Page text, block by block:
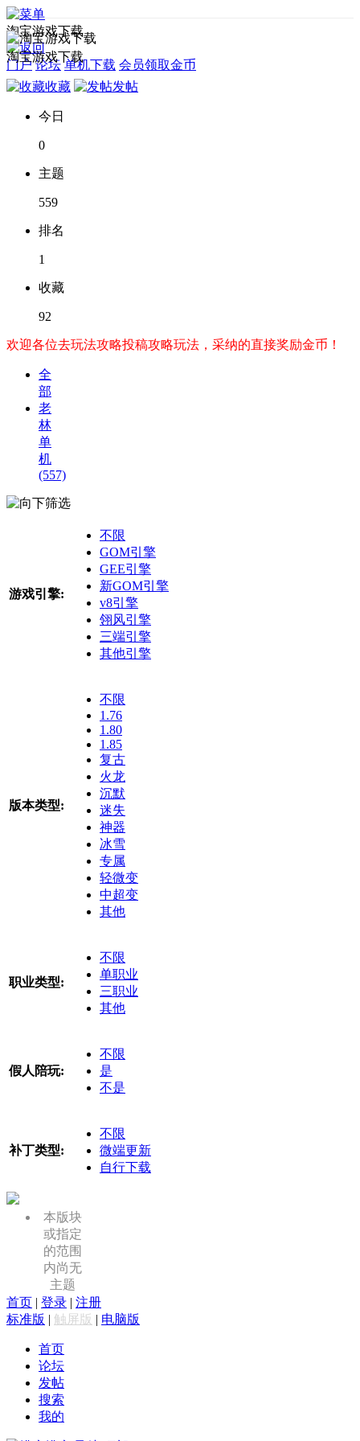
淘宝游戏下载
门户 论坛 单机下载 会员领取金币
淘宝游戏下载
收藏 发帖
今日
0
主题
559
排名
1
收藏
92
欢迎各位去玩法攻略投稿攻略玩法，采纳的直接奖励金币！
全
部
老
林
单
机
(557)
筛选
游戏引擎:
不限
GOM引擎
GEE引擎
新GOM引擎
v8引擎
翎风引擎
三端引擎
其他引擎
版本类型:
不限
1.76
1.80
1.85
复古
火龙
沉默
迷失
神器
冰雪
专属
轻微变
中超变
其他
职业类型:
不限
单职业
三职业
其他
假人陪玩:
不限
是
不是
补丁类型:
不限
微端更新
自行下载
本版块
或指定
的范围
内尚无
主题
首页 | 登录 | 注册
标准版 | 触屏版 | 电脑版
首页
论坛
发帖
搜索
我的